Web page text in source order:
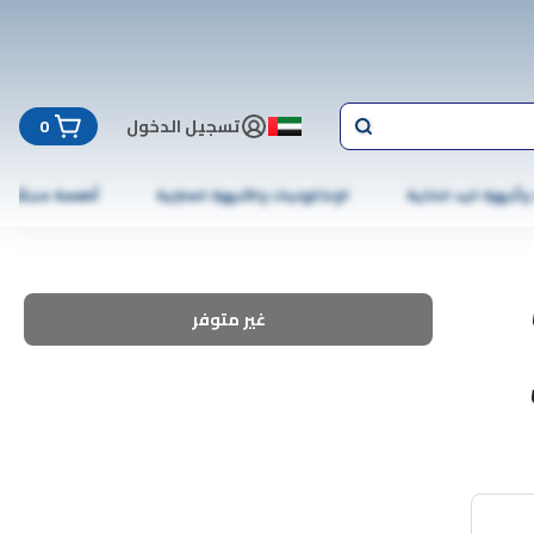
تسجيل الدخول 0
اليد الذكية الإلكترونيات والأجهزة المنزلية أطعمة مجمّدة
غير متوفر